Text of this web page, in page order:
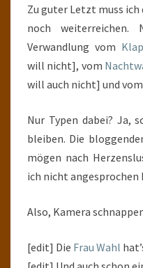
Zu guter Letzt muss
noch
Verwandlung vom
will nicht], vom
will auch nicht] und vom
Nur Typen dabei? Ja,
bleiben. Die
mögen nach
ich nicht
Also, Kamera
[edit] Die Frau Wahl